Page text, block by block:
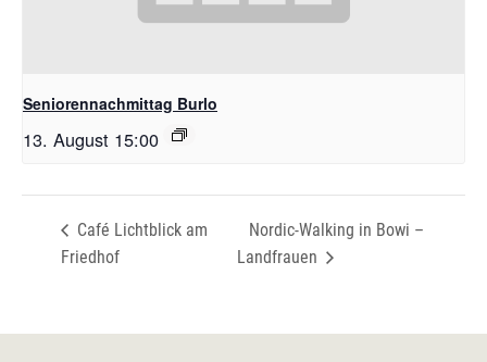
Seniorennachmittag Burlo
13. August 15:00
Café Lichtblick am
Friedhof
Nordic-Walking in Bowi –
Landfrauen